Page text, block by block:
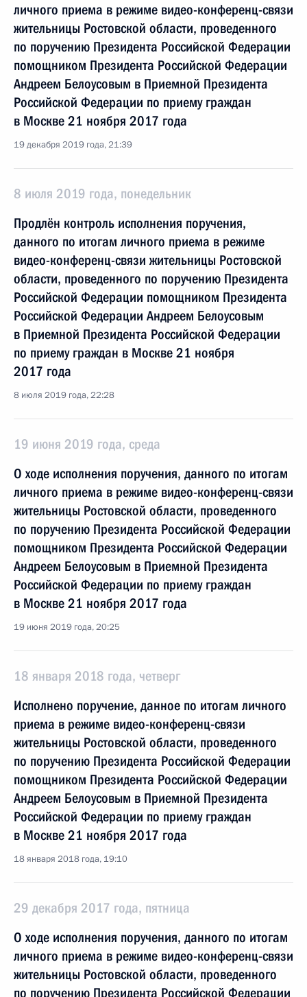
личного приема в режиме видео-конференц-связи
жительницы Ростовской области, проведенного
по поручению Президента Российской Федерации
помощником Президента Российской Федерации
Андреем Белоусовым в Приемной Президента
Российской Федерации по приему граждан
в Москве 21 ноября 2017 года
19 декабря 2019 года, 21:39
8 июля 2019 года, понедельник
Продлён контроль исполнения поручения,
данного по итогам личного приема в режиме
видео-конференц-связи жительницы Ростовской
области, проведенного по поручению Президента
Российской Федерации помощником Президента
Российской Федерации Андреем Белоусовым
в Приемной Президента Российской Федерации
по приему граждан в Москве 21 ноября
2017 года
8 июля 2019 года, 22:28
19 июня 2019 года, среда
О ходе исполнения поручения, данного по итогам
личного приема в режиме видео-конференц-связи
жительницы Ростовской области, проведенного
по поручению Президента Российской Федерации
помощником Президента Российской Федерации
Андреем Белоусовым в Приемной Президента
Российской Федерации по приему граждан
в Москве 21 ноября 2017 года
19 июня 2019 года, 20:25
18 января 2018 года, четверг
Исполнено поручение, данное по итогам личного
приема в режиме видео-конференц-связи
жительницы Ростовской области, проведенного
по поручению Президента Российской Федерации
помощником Президента Российской Федерации
Андреем Белоусовым в Приемной Президента
Российской Федерации по приему граждан
в Москве 21 ноября 2017 года
18 января 2018 года, 19:10
29 декабря 2017 года, пятница
О ходе исполнения поручения, данного по итогам
личного приема в режиме видео-конференц-связи
жительницы Ростовской области, проведенного
по поручению Президента Российской Федерации